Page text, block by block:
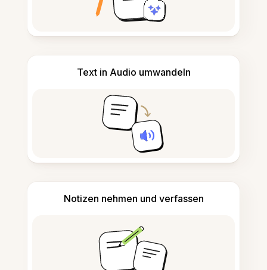
Text in Audio umwandeln
Notizen nehmen und verfassen